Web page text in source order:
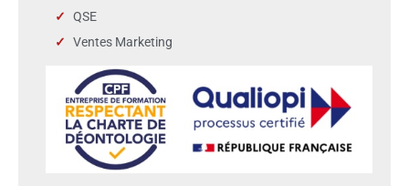
QSE
Ventes Marketing